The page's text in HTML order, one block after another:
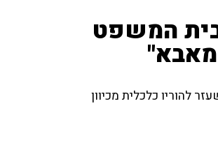
המשפט
להוריו כלכלית מכיוון